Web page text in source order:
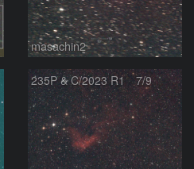
masachin2
235P & C/2023 R1 7/9